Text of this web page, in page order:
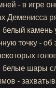
- в игре
Деменисса
белый
точку -
белые шары
-